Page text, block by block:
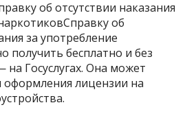
об отсутствии наказания
об
за употребление
получить бесплатно и без
Госуслугах. Она может
оформления лицензии на